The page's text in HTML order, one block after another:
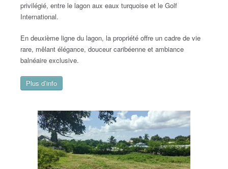
privilégié, entre le lagon aux eaux turquoise et le Golf
International.
En deuxième ligne du lagon, la propriété offre un cadre de vie
rare, mêlant élégance, douceur caribéenne et ambiance
balnéaire exclusive.
Plus d’info